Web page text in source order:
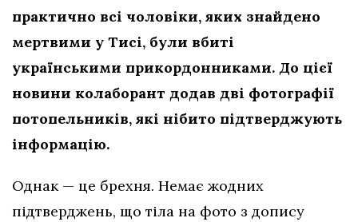
практично всі чоловіки, яких знайдено
мертвими у Тисі, були вбиті
українськими прикордонниками. До цієї
новини колаборант додав дві фотографії
потопельників, які нібито підтверджують
інформацію.
Однак — це брехня. Немає жодних
підтверджень, що тіла на фото з допису